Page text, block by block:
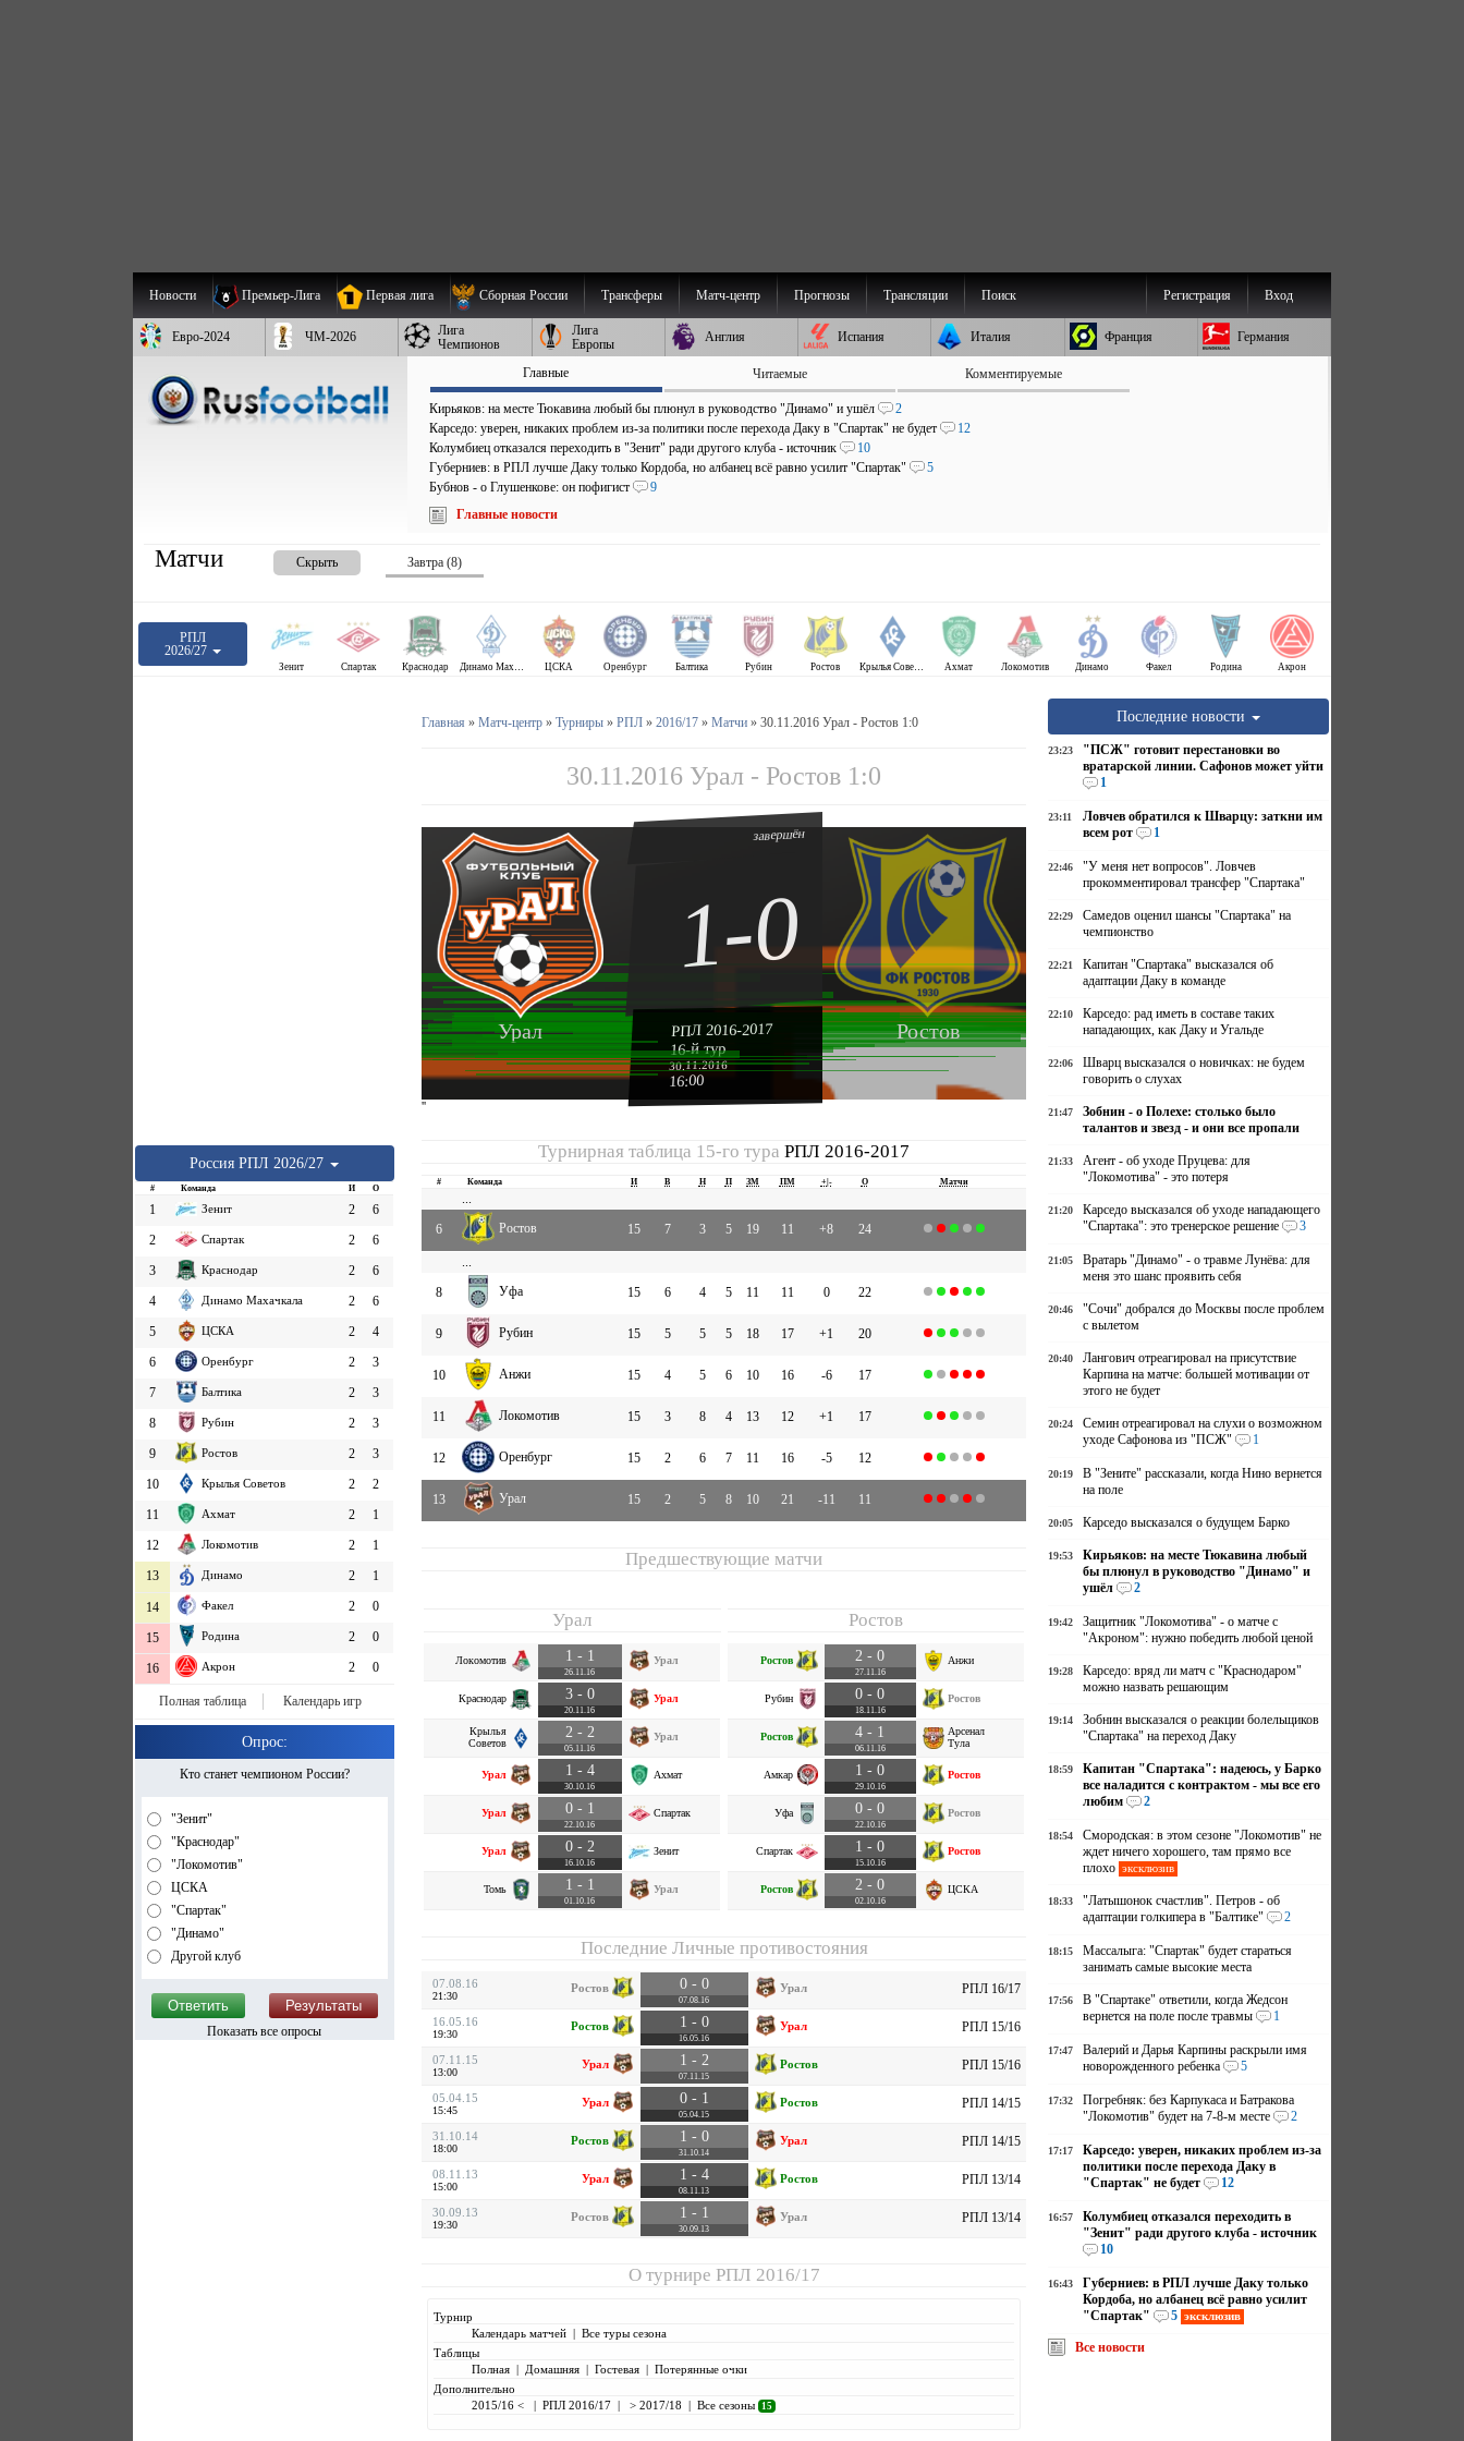
Новости Премьер-Лига Первая лига Сборная России Трансферы Матч-центр Прогнозы Трансляции Поиск Вход
Регистрация
Евро-2024 ЧМ-2026
Лига
Чемпионов
Лига
Европы
Англия Испания Италия Франция Германия
Главные Читаемые Комментируемые
Кирьяков: на месте Тюкавина любый бы плюнул в руководство "Динамо" и ушёл
2
Карседо: уверен, никаких проблем из-за политики после перехода Даку в "Спартак" не будет
12
Колумбиец отказался переходить в "Зенит" ради другого клуба - источник
10
Губерниев: в РПЛ лучше Даку только Кордоба, но албанец всё равно усилит "Спартак"
5
Бубнов - о Глушенкове: он пофигист
9
Главные новости
Матчи Скрыть Завтра (8)
РПЛ
2026/27
Зенит Спартак Краснодар Динамо Махачкала ЦСКА Оренбург Балтика Рубин Ростов Крылья Советов Ахмат Локомотив Динамо Факел Родина Акрон
Россия РПЛ 2026/27
# Команда И О
1 Зенит 2
6
2
Спартак 2
6
3
Краснодар 2
6
4
Динамо Махачкала 2
6
5
ЦСКА 2
4
6
Оренбург 2
3
7
Балтика 2
3
8
Рубин 2
3
9
Ростов 2
3
10
Крылья Советов 2
2
11
Ахмат 2
1
12
Локомотив 2
1
13
Динамо 2 1
14 Факел 2 0
15 Родина 2 0
16 Акрон 2 0
Полная таблица Календарь игр
Опрос:
Кто станет чемпионом России?
"Зенит"
"Краснодар"
"Локомотив"
ЦСКА
"Спартак"
"Динамо"
Другой клуб
Показать все опросы
Главная » Матч-центр» Турниры» РПЛ» 2016/17» Матчи» 30.11.2016 Урал - Ростов 1:0
30.11.2016 Урал - Ростов 1:0
Урал Ростов
завершён
1-0
РПЛ 2016-2017
16-й тур
30.11.2016
16:00
''
Турнирная таблица 15-го тураРПЛ 2016-2017
# Команда И В Н П ЗМ ПМ +|- О Матчи
...
6
Ростов 15 7 3 5 19 11 +8 24
...
8
Уфа 15 6 4 5 11 11 0 22
9 Рубин 15 5 5 5 18 17 +1 20
10 Анжи 15 4 5 6 10 16 -6 17
11 Локомотив 15 3 8 4 13 12 +1 17
12 Оренбург 15 2 6 7 11 16 -5 12
13 Урал 15 2 5 8 10 21 -11 11
Предшествующие матчи
Урал
Локомотив 1 - 1
26.11.16
Урал
Краснодар 3 - 0
20.11.16
Урал
Крылья
Советов
2 - 2
05.11.16
Урал
Урал 1 - 4
30.10.16
Ахмат
Урал 0 - 1
22.10.16
Спартак
Урал 0 - 2
16.10.16
Зенит
Томь 1 - 1
01.10.16
Урал
Ростов
Ростов 2 - 0
27.11.16
Анжи
Рубин 0 - 0
18.11.16
Ростов
Ростов 4 - 1
06.11.16
Арсенал
Тула
Амкар 1 - 0
29.10.16
Ростов
Уфа 0 - 0
22.10.16
Ростов
Спартак 1 - 0
15.10.16
Ростов
Ростов 2 - 0
02.10.16
ЦСКА
Последние Личные противостояния
07.08.16
21:30
Ростов 0 - 0
07.08.16
Урал РПЛ 16/17
16.05.16
19:30
Ростов 1 - 0
16.05.16
Урал РПЛ 15/16
07.11.15
13:00
Урал 1 - 2
07.11.15
Ростов РПЛ 15/16
05.04.15
15:45
Урал 0 - 1
05.04.15
Ростов РПЛ 14/15
31.10.14
18:00
Ростов 1 - 0
31.10.14
Урал РПЛ 14/15
08.11.13
15:00
Урал 1 - 4
08.11.13
Ростов РПЛ 13/14
30.09.13
19:30
Ростов 1 - 1
30.09.13
Урал РПЛ 13/14
О турнире РПЛ 2016/17
Турнир
Календарь матчей| Все туры сезона
Таблицы
Полная| Домашняя| Гостевая| Потерянные очки
Дополнительно
2015/16 <
| РПЛ 2016/17| > 2017/18 | Все сезоны 15
Последние новости
23:23
"ПСЖ" готовит перестановки во
вратарской линии. Сафонов может уйти
1
23:11
Ловчев обратился к Шварцу: заткни им
всем рот
1
22:46
"У меня нет вопросов". Ловчев
прокомментировал трансфер "Спартака"
22:29
Самедов оценил шансы "Спартака" на
чемпионство
22:21
Капитан "Спартака" высказался об
адаптации Даку в команде
22:10
Карседо: рад иметь в составе таких
нападающих, как Даку и Угальде
22:06
Шварц высказался о новичках: не будем
говорить о слухах
21:47
Зобнин - о Полехе: столько было
талантов и звезд - и они все пропали
21:33
Агент - об уходе Пруцева: для
"Локомотива" - это потеря
21:20
Карседо высказался об уходе нападающего
"Спартака": это тренерское решение
3
21:05
Вратарь "Динамо" - о травме Лунёва: для
меня это шанс проявить себя
20:46
"Сочи" добрался до Москвы после проблем
с вылетом
20:40
Лангович отреагировал на присутствие
Карпина на матче: большей мотивации от
этого не будет
20:24
Семин отреагировал на слухи о возможном
уходе Сафонова из "ПСЖ"
1
20:19
В "Зените" рассказали, когда Нино вернется
на поле
20:05 Карседо высказался о будущем Барко
19:53
Кирьяков: на месте Тюкавина любый
бы плюнул в руководство "Динамо" и
ушёл
2
19:42
Защитник "Локомотива" - о матче с
"Акроном": нужно победить любой ценой
19:28
Карседо: вряд ли матч с "Краснодаром"
можно назвать решающим
19:14
Зобнин высказался о реакции болельщиков
"Спартака" на переход Даку
18:59
Капитан "Спартака": надеюсь, у Барко
все наладится с контрактом - мы все его
любим
2
18:54
Смородская: в этом сезоне "Локомотив" не
ждет ничего хорошего, там прямо все
плохо эксклюзив
18:33
"Латышонок счастлив". Петров - об
адаптации голкипера в "Балтике"
2
18:15
Массалыга: "Спартак" будет стараться
занимать самые высокие места
17:56
В "Спартаке" ответили, когда Жедсон
вернется на поле после травмы
1
17:47
Валерий и Дарья Карпины раскрыли имя
новорожденного ребенка
5
17:32
Погребняк: без Карпукаса и Батракова
"Локомотив" будет на 7-8-м месте
2
17:17
Карседо: уверен, никаких проблем из-за
политики после перехода Даку в
"Спартак" не будет
12
16:57
Колумбиец отказался переходить в
"Зенит" ради другого клуба - источник
10
16:43
Губерниев: в РПЛ лучше Даку только
Кордоба, но албанец всё равно усилит
"Спартак"
5 эксклюзив
Все новости